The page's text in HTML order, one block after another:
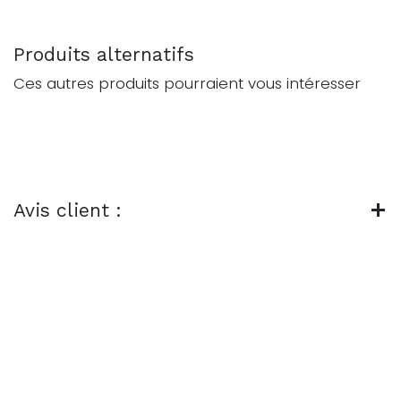
Produits alternatifs
Ces autres produits pourraient vous intéresser
Avis client :